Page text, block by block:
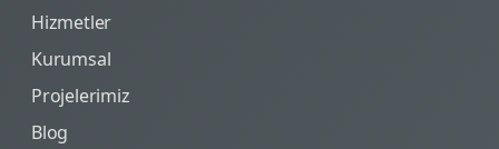
Hizmetler
Kurumsal
Projelerimiz
Blog